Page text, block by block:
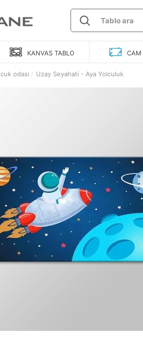
KANVAS TABLO CAM
odası Uzay Seyahati - Aya Yolculuk